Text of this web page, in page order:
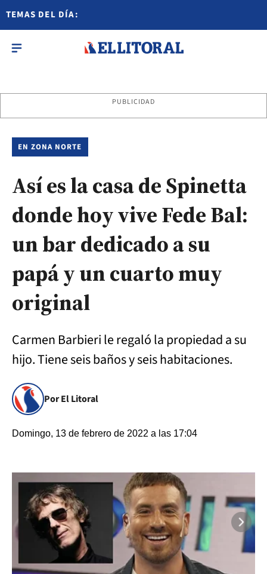
TEMAS DEL DÍA:
PUBLICIDAD
EN ZONA NORTE
Así es la casa de Spinetta
donde hoy vive Fede Bal:
un bar dedicado a su
papá y un cuarto muy
original
Carmen Barbieri le regaló la propiedad a su
hijo. Tiene seis baños y seis habitaciones.
Por El Litoral
Domingo, 13 de febrero de 2022 a las 17:04